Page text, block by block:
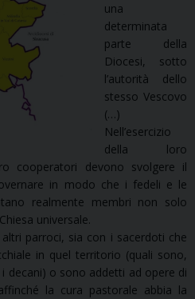
una
determinata
parte della
Diocesi, sotto
l’autorità dello
stesso Vescovo
(…)
Nell’esercizio
della loro
cooperatori devono svolgere il
in modo che i fedeli e le
realmente membri non solo
universale.
parroci, sia con i sacerdoti che
in quel territorio (quali sono,
decani) o sono addetti ad opere di
la cura pastorale abbia la